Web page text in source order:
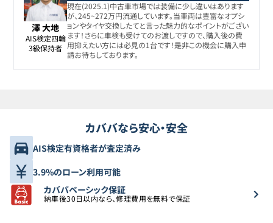
澤 大地
AIS検定四輪
3級保持者
現在(2025.1)中古車市場では装備に少し違いはあります
が、245~272万円流通しています。当車両は豊富なオプシ
ョンやタイヤ交換したてと言った魅力的なポイントがござい
ます！さらに車検も受けてのお渡しですので、購入後の費
用抑えたい方には必見の1台です！是非この機会に購入申
請お待ちしております。
カババなら安心・安全
AIS検定有資格者が査定済み
3.9%のローン利用可能
カババベーシック保証
納車後30日以内なら、修理費用を無料で保証